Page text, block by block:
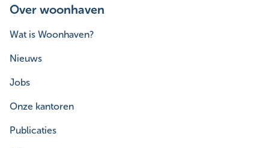
Over woonhaven
Wat is Woonhaven?
Nieuws
Jobs
Onze kantoren
Publicaties